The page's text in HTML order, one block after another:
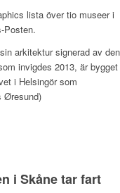
lista över tio museer i
Posten.
arkitektur signerad av den
invigdes 2013, är bygget
i Helsingör som
Øresund)
i Skåne tar fart